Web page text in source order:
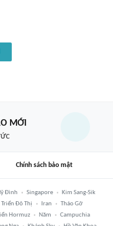
MỚI
Chính sách bảo mật
Đình Singapore
Kim Sang-Sik
Đô Thị Iran
Tháo Gỡ
Hormuz Năm
Campuchia